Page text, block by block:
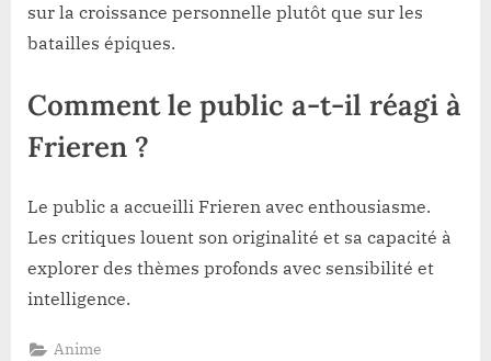
sur la croissance personnelle plutôt que sur les
batailles épiques.
Comment le public a-t-il réagi à
Frieren ?
Le public a accueilli Frieren avec enthousiasme.
Les critiques louent son originalité et sa capacité à
explorer des thèmes profonds avec sensibilité et
intelligence.
Anime